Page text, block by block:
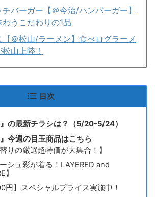
バーガー【＠今治/ハンバーガー】
うこだわりの1品
【＠松山/ラーメン】食べログラーメ
山上陸！
目次
』の最新チラシは？（5/20-5/24）
』今週の目玉商品はこちら
替りの厳選超特価が大集合！】
ーシュ彩が着る！LAYERED and
】
円】スペシャルプライス実施中！